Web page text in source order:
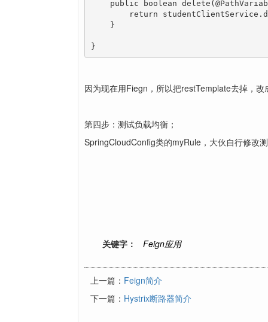
public boolean
return
}
}
因为现在用Fiegn，所以把restTemplate去掉，
第四步：测试负载均衡；
SpringCloudConfig类的myRule，大伙自行修改
关键字： Feign应用
上一篇： Feign简介
下一篇： Hystrix断路器简介